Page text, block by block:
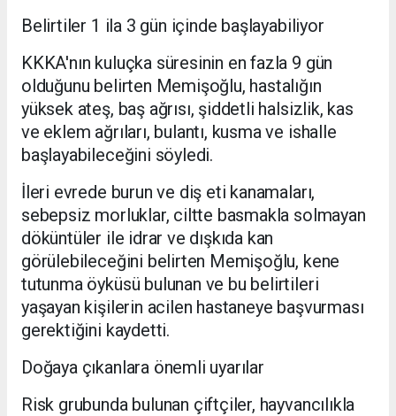
Belirtiler 1 ila 3 gün içinde başlayabiliyor
KKKA'nın kuluçka süresinin en fazla 9 gün
olduğunu belirten Memişoğlu, hastalığın
yüksek ateş, baş ağrısı, şiddetli halsizlik, kas
ve eklem ağrıları, bulantı, kusma ve ishalle
başlayabileceğini söyledi.
İleri evrede burun ve diş eti kanamaları,
sebepsiz morluklar, ciltte basmakla solmayan
döküntüler ile idrar ve dışkıda kan
görülebileceğini belirten Memişoğlu, kene
tutunma öyküsü bulunan ve bu belirtileri
yaşayan kişilerin acilen hastaneye başvurması
gerektiğini kaydetti.
Doğaya çıkanlara önemli uyarılar
Risk grubunda bulunan çiftçiler, hayvancılıkla